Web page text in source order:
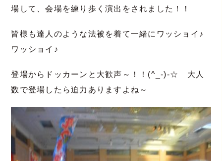
場して、会場を練り歩く演出をされました！！
皆様も達人のような法被を着て一緒にワッショイ♪
ワッショイ♪
登場からドッカーンと大歓声～！！(^_-)-☆ 大人
数で登場したら迫力ありますよね～